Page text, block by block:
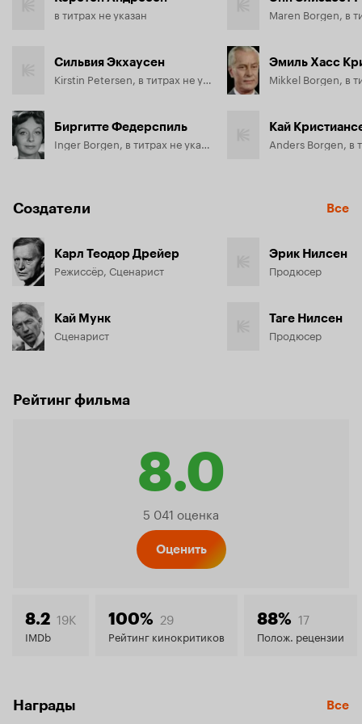
в титрах не указан
Сильвия Экхаусен
Биргитте Федерспиль
Эмиль Хасс
Кай
Создатели Все
Карл Теодор Дрейер
Режиссёр, Сценарист
Кай Мунк
Сценарист
Эрик Нилсен
Продюсер
Таге Нилсен
Продюсер
Рейтинг фильма
8.0
Рейтинг
8.0
5 041 оценка
Оценить
8.2 19K
IMDb
100% 29
Рейтинг кинокритиков
88% 17
Полож. рецензии
Награды Все